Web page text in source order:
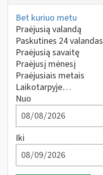
Bet kuriuo metu
Praėjusią valandą
Paskutines 24 valandas
Praėjusią savaitę
Praėjusį mėnesį
Praėjusiais metais
Laikotarpyje…
Nuo
Iki